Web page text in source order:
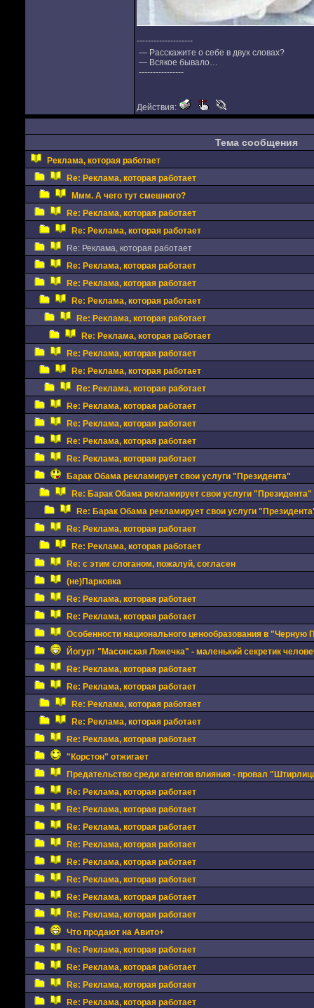
--------------------
— Расскажите о себе в двух словах?
— Всякое бывало…
----------------
Действия:
Тема сообщения
Реклама, которая работает
Re: Реклама, которая работает
Ммм. А чего тут смешного?
Re: Реклама, которая работает
Re: Реклама, которая работает
Re: Реклама, которая работает
Re: Реклама, которая работает
Re: Реклама, которая работает
Re: Реклама, которая работает
Re: Реклама, которая работает
Re: Реклама, которая работает
Re: Реклама, которая работает
Re: Реклама, которая работает
Re: Реклама, которая работает
Re: Реклама, которая работает
Re: Реклама, которая работает
Re: Реклама, которая работает
Re: Реклама, которая работает
Барак Обама рекламирует свои услуги "Президента"
Re: Барак Обама рекламирует свои услуги "Президента"
Re: Барак Обама рекламирует свои услуги
Re: Реклама, которая работает
Re: Реклама, которая работает
Re: с этим слоганом, пожалуй, согласен
(не)Парковка
Re: Реклама, которая работает
Re: Реклама, которая работает
Особенности национального ценообразования в "Черную
Йогурт "Масонская Ложечка" - маленький секретик
Re: Реклама, которая работает
Re: Реклама, которая работает
Re: Реклама, которая работает
Re: Реклама, которая работает
Re: Реклама, которая работает
"Корстон" отжигает
Предательство среди агентов влияния - провал
Re: Реклама, которая работает
Re: Реклама, которая работает
Re: Реклама, которая работает
Re: Реклама, которая работает
Re: Реклама, которая работает
Re: Реклама, которая работает
Re: Реклама, которая работает
Re: Реклама, которая работает
Что продают на Авито+
Re: Реклама, которая работает
Re: Реклама, которая работает
Re: Реклама, которая работает
Re: Реклама, которая работает